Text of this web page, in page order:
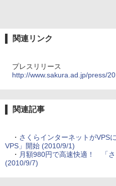
関連リンク
プレスリリース
http://www.sakura.ad.jp/press/
関連記事
・ さくらインターネットがVPS
VPS」開始 (2010/9/1)
・ 月額980円で高速快適！ 「さ
(2010/9/7)